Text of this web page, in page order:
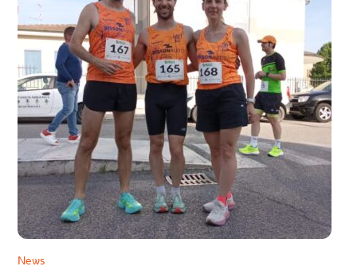
News